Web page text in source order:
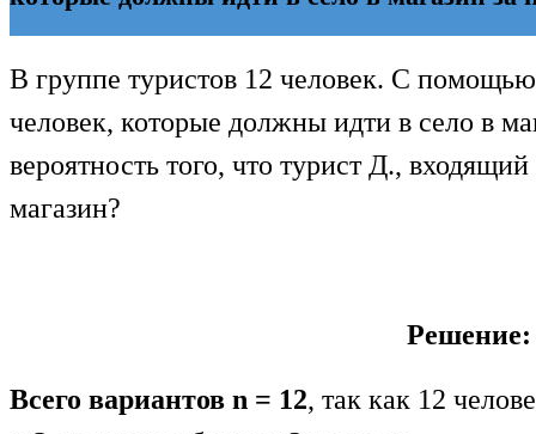
В группе туристов 12 человек. С
человек, которые должны идти в село в
вероятность того, что турист Д.,
магазин?
Решение:
Всего вариантов n = 12, так как 12